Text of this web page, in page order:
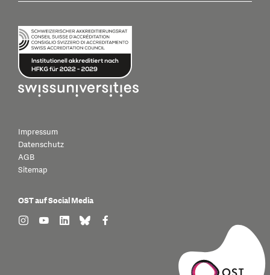
Impressum
Datenschutz
AGB
Sitemap
OST auf Social Media
find us on: instagram
find us on: youtube
find us on: linkedin
find us on: bluesky
find us on: facebook